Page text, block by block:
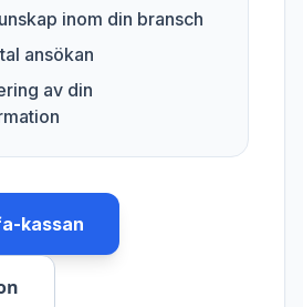
inom din bransch
ansökan
av din
kassan